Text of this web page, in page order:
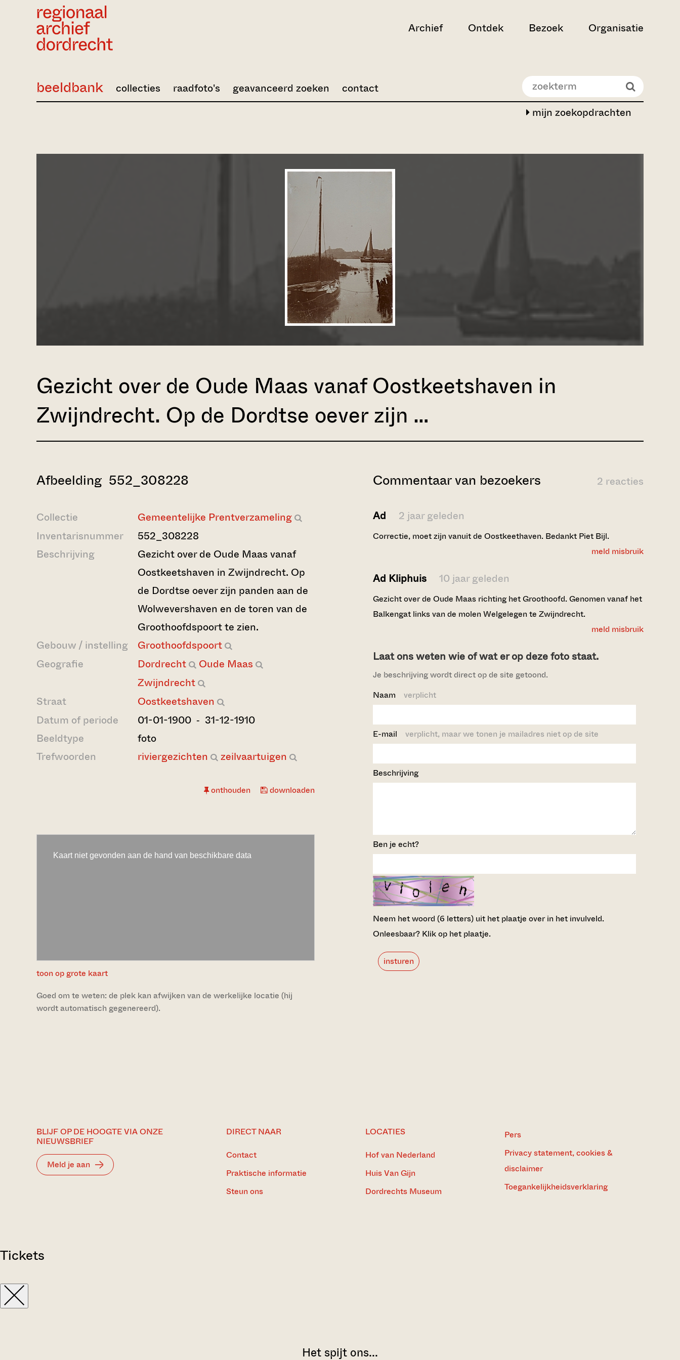
Archief Ontdek Bezoek Organisatie
mijn zoekopdrachten
beeldbank collecties raadfoto's geavanceerd zoeken contact
Gezicht over de Oude Maas vanaf Oostkeetshaven in
Zwijndrecht. Op de Dordtse oever zijn …
Afbeelding 552_308228
Collectie
Gemeentelijke Prentverzameling
Inventarisnummer
552_308228
Beschrijving
Gezicht over de Oude Maas vanaf
Oostkeetshaven in Zwijndrecht. Op
de Dordtse oever zijn panden aan de
Wolwevershaven en de toren van de
Groothoofdspoort te zien.
Gebouw / instelling
Groothoofdspoort
Geografie
Dordrecht
Oude Maas
Zwijndrecht
Straat
Oostkeetshaven
Datum of periode
01-01-1900 ‐ 31-12-1910
Beeldtype
foto
Trefwoorden
riviergezichten zeilvaartuigen
onthouden downloaden
toon op grote kaart
Goed om te weten: de plek kan afwijken van de werkelijke locatie (hij
wordt automatisch gegenereerd).
2 reacties
Commentaar van bezoekers
Ad 2 jaar geleden
Correctie, moet zijn vanuit de Oostkeethaven. Bedankt Piet Bijl.
meld misbruik
Ad Kliphuis 10 jaar geleden
Gezicht over de Oude Maas richting het Groothoofd. Genomen vanaf het
Balkengat links van de molen Welgelegen te Zwijndrecht.
meld misbruik
Laat ons weten wie of wat er op deze foto staat.
Je beschrijving wordt direct op de site getoond.
Naam verplicht
E-mail verplicht, maar we tonen je mailadres niet op de site
Beschrijving
Ben je echt?
Neem het woord (6 letters) uit het plaatje over in het invulveld.
Onleesbaar? Klik op het plaatje.
insturen
BLIJF OP DE HOOGTE VIA ONZE
NIEUWSBRIEF
Meld je aan
DIRECT NAAR
Contact
Praktische informatie
Steun ons
LOCATIES
Hof van Nederland
Huis Van Gijn
Dordrechts Museum
Pers
Privacy statement, cookies &
disclaimer
Toegankelijkheidsverklaring
Tickets